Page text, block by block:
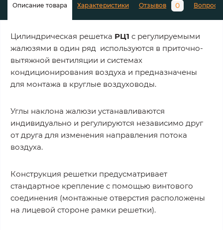
Описание товара Характеристики Отзывов 0 Вопросы
Цилиндрическая решетка РЦ1 с регулируемыми
жалюзями в один ряд используются в приточно-
вытяжной вентиляции и системах
кондиционирования воздуха и предназначены
для монтажа в круглые воздуховоды.
Углы наклона жалюзи устанавливаются
индивидуально и регулируются независимо друг
от друга для изменения направления потока
воздуха.
Конструкция решетки предусматривает
стандартное крепление с помощью винтового
соединения (монтажные отверстия расположены
на лицевой стороне рамки решетки).